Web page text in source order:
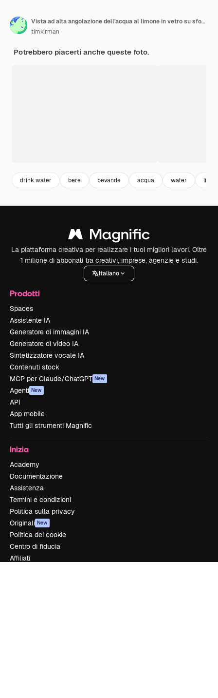
Vista ad alta angolazione dell'acqua al limone in vetro su sfondo bianco
timkirman
Potrebbero piacerti anche queste foto.
drink water bere bevande acqua water
La piattaforma creativa per realizzare i tuoi migliori lavori. Oltre
1 milione di abbonati tra creativi, imprese, agenzie e studi.
Italiano
Prodotti
Spaces
Assistente IA
Generatore di immagini IA
Generatore di video IA
Sintetizzatore vocale IA
Contenuti stock
MCP per Claude/ChatGPT New
Agenti New
API
App mobile
Tutti gli strumenti Magnific
Inizia
Academy
Documentazione
Assistenza
Termini e condizioni
Politica sulla privacy
Originali New
Politica dei cookie
Centro di fiducia
Affiliati